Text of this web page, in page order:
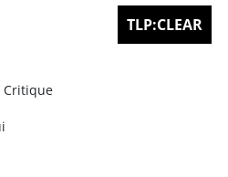
TLP:CLEAR
Critique